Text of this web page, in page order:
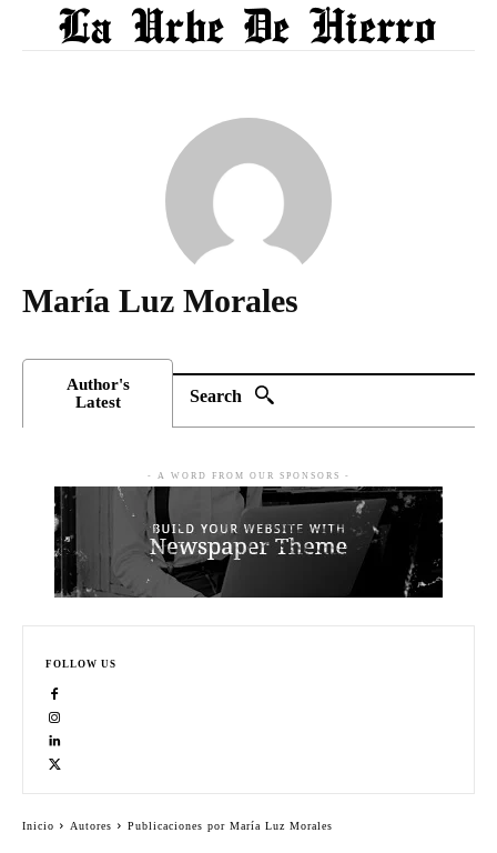
María Luz Morales
Author's
Latest
Search
- A WORD FROM OUR SPONSORS -
FOLLOW US
Inicio Autores Publicaciones por María Luz Morales